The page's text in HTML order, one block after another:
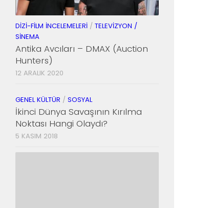
DIZI-FILM İNCELEMELERI / TELEVIZYON /
SINEMA
Antika Avcıları – DMAX (Auction
Hunters)
12 ARALIK 2020
GENEL KÜLTÜR / SOSYAL
İkinci Dünya Savaşının Kırılma
Noktası Hangi Olaydı?
5 KASIM 2018